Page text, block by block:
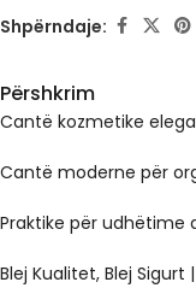
Shpërndaje:
Përshkrim
Cantë kozmetike
Cantë moderne për
Praktike për udhëtime
Blej Kualitet, Blej Sigurt